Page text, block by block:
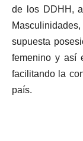
de los DDHH,
supuesta
femenino y así
facilitando la
país.